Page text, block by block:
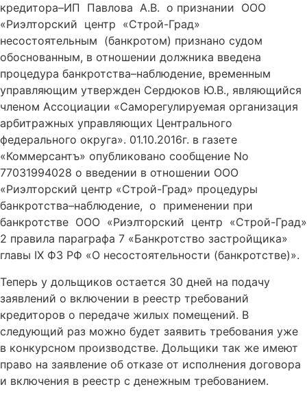
кредитора–ИП Павлова А.В. о признании ООО
«Риэлторский центр «Строй-Град»
несостоятельным (банкротом) признано судом
обоснованным, в отношении должника введена
процедура банкротства–наблюдение, временным
управляющим утвержден Сердюков Ю.В., являющийся
членом Ассоциации «Саморегулируемая организация
арбитражных управляющих Центрального
федерального округа». 01.10.2016г. в газете
«Коммерсантъ» опубликовано сообщение No
77031994028 о введении в отношении ООО
«Риэлторский центр «Строй-Град» процедуры
банкротства–наблюдение, о применении при
банкротстве ООО «Риэлторский центр «Строй-Град»
2 правила параграфа 7 «Банкротство застройщика»
главы IX ФЗ РФ «О несостоятельности (банкротстве)».
Теперь у дольщиков остается 30 дней на подачу
заявлений о включении в реестр требований
кредиторов о передаче жилых помещений. В
следующий раз можно будет заявить требования уже
в конкурсном производстве. Дольщики так же имеют
право на заявление об отказе от исполнения договора
и включения в реестр с денежным требованием.